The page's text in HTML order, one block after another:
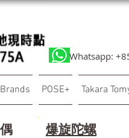
Whatsapp:
POSE+ Takara
​爆旋陀螺